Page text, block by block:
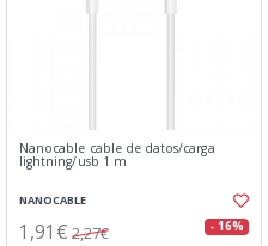
Nanocable cable de datos/carga
lightning/usb 1 m
NANOCABLE
1,91€ 2,27€ - 16%